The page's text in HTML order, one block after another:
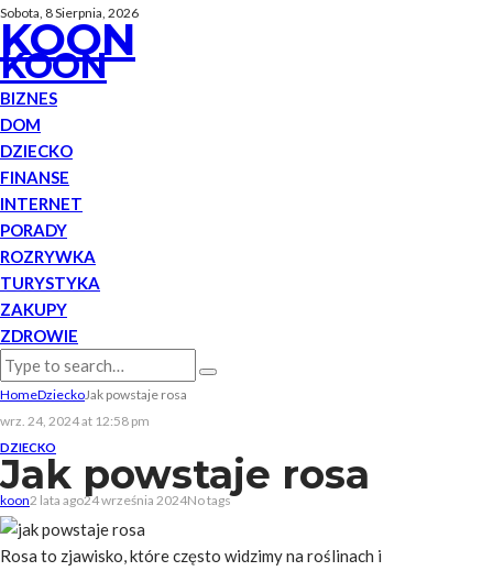
Sobota, 8 Sierpnia, 2026
KOON
KOON
BIZNES
DOM
DZIECKO
FINANSE
INTERNET
PORADY
ROZRYWKA
TURYSTYKA
ZAKUPY
ZDROWIE
HomeDzieckoJak powstaje rosa
wrz. 24, 2024 at 12:58 pm
DZIECKO
Jak powstaje rosa
koon2 lata ago24 września 2024No tags
Rosa to zjawisko, które często widzimy na roślinach i